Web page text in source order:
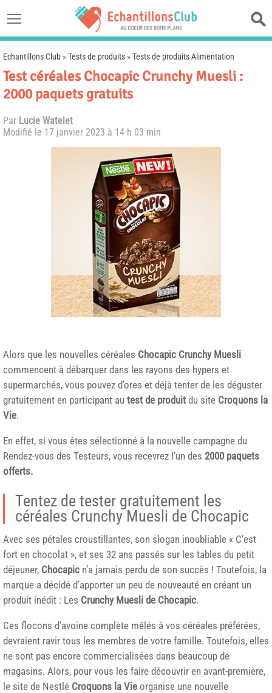
Echantillons Club »Tests de produits »Tests de produits Alimentation
Test céréales Chocapic Crunchy Muesli :
2000 paquets gratuits
Par Lucie Watelet
Modifié le 17 janvier 2023 à 14 h 03 min
Alors que les nouvelles céréales Chocapic Crunchy Muesli
commencent à débarquer dans les rayons des hypers et
supermarchés, vous pouvez d’ores et déjà tenter de les déguster
gratuitement en participant au test de produit du site Croquons la
Vie.
En effet, si vous êtes sélectionné à la nouvelle campagne du
Rendez-vous des Testeurs, vous recevrez l’un des 2000 paquets
offerts.
Tentez de tester gratuitement les
céréales Crunchy Muesli de Chocapic
Avec ses pétales croustillantes, son slogan inoubliable « C’est
fort en chocolat », et ses 32 ans passés sur les tables du petit
déjeuner, Chocapic n’a jamais perdu de son succès ! Toutefois, la
marque a décidé d’apporter un peu de nouveauté en créant un
produit inédit : Les Crunchy Muesli de Chocapic.
Ces flocons d’avoine complète mêlés à vos céréales préférées,
devraient ravir tous les membres de votre famille. Toutefois, elles
ne sont pas encore commercialisées dans beaucoup de
magasins. Alors, pour vous les faire découvrir en avant-première,
le site de Nestlé Croquons la Vie organise une nouvelle